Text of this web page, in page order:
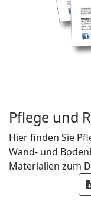
Pflege und
Hier finden Sie
Wand- und
Materialien zum